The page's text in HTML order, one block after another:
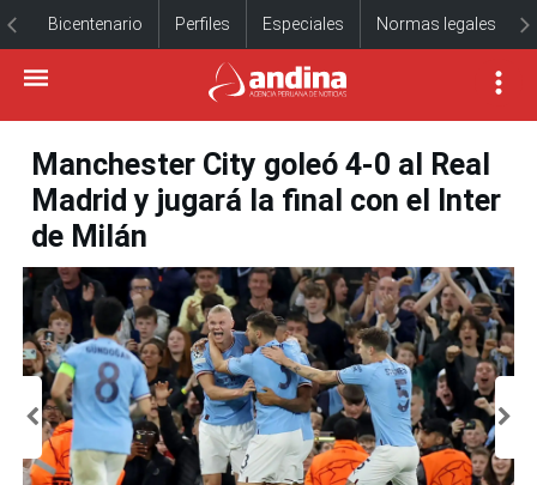
Bicentenario Perfiles Especiales Normas legales
Manchester City goleó 4-0 al Real
Madrid y jugará la final con el Inter
de Milán